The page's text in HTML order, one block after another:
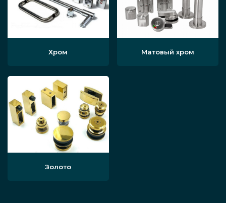
Хром Матовый хром
Золото